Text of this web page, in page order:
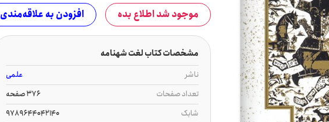
موجود شد اطلاع بده افزودن به علاقه‌مندی
مشخصات کتاب لغت شهنامه
ناشر
علمی
تعداد صفحات
376 صفحه
شابک
9789644042140